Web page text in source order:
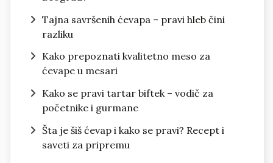
Tajna savršenih ćevapa – pravi hleb čini
razliku
Kako prepoznati kvalitetno meso za
ćevape u mesari
Kako se pravi tartar biftek – vodič za
početnike i gurmane
Šta je šiš ćevap i kako se pravi? Recept i
saveti za pripremu